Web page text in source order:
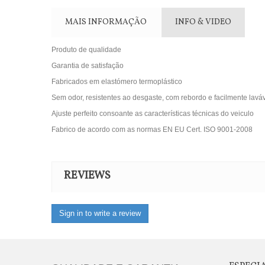
MAIS INFORMAÇÃO INFO & VIDEO
Produto de qualidade
Garantia de satisfação
Fabricados em elastómero termoplástico
Sem odor, resistentes ao desgaste, com rebordo e facilmente
Ajuste perfeito consoante as características técnicas do veiculo
Fabrico de acordo com as normas EN EU Cert. ISO 9001-2008
REVIEWS
Sign in to write a review